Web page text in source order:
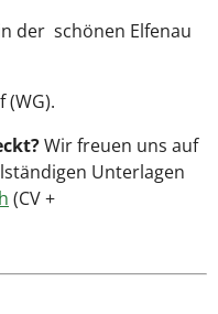
der schönen Elfenau
Wir freuen uns auf
Unterlagen
(CV +